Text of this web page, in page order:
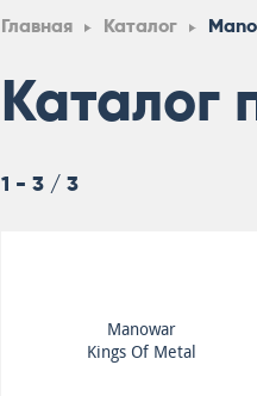
Главная Каталог
Каталог
1 - 3 / 3
Manowar
Kings Of Metal